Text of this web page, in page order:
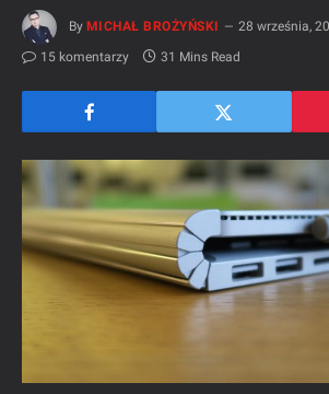
By MICHAŁ BROŻYŃSKI
28 września,
15 komentarzy
31 Mins Read